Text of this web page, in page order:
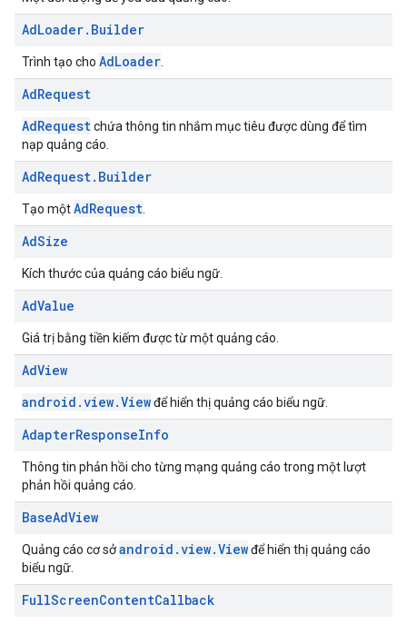
AdLoader. Builder
Trình tạo cho AdLoader
AdRequest
AdRequestchứa thông tin nhắm mục tiêu được dùng để tìm
nạp quảng cáo.
AdRequest. Builder
Tạo mộtAdRequest
AdSize
Kích thước của quảng cáo biểu ngữ.
AdValue
Giá trị bằng tiền kiếm được từ một quảng cáo.
AdView
android.view.Viewđể hiển thị quảng cáo biểu ngữ.
AdapterResponseInfo
Thông tin phản hồi cho từng mạng quảng cáo trong một lượt
phản hồi quảng cáo.
BaseAdView
Quảng cáo cơ sởandroid.view.Viewđể hiển thị quảng cáo
biểu ngữ.
FullScreenContentCallback